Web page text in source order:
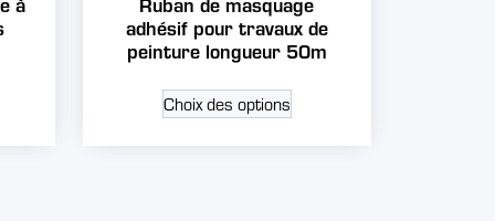
adhésif pour travaux de
peinture longueur 50m
Choix des options